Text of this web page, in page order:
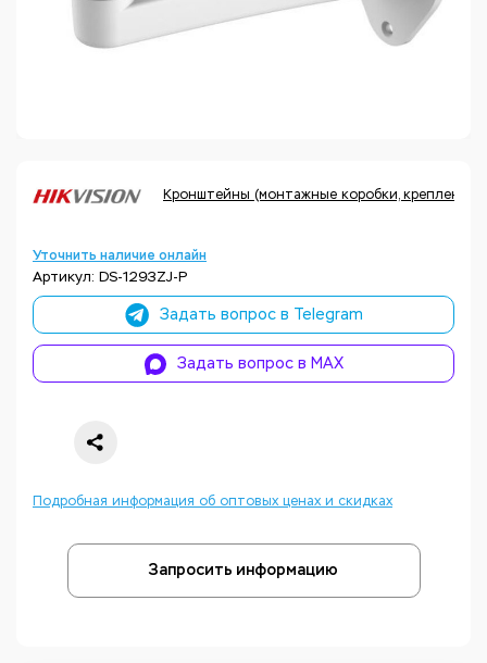
Кронштейны (монтажные коробки, крепления,
Уточнить наличие онлайн
Артикул: DS-1293ZJ-P
Задать вопрос в Telegram
Задать вопрос в MAX
Подробная информация об оптовых ценах и скидках
Запросить информацию